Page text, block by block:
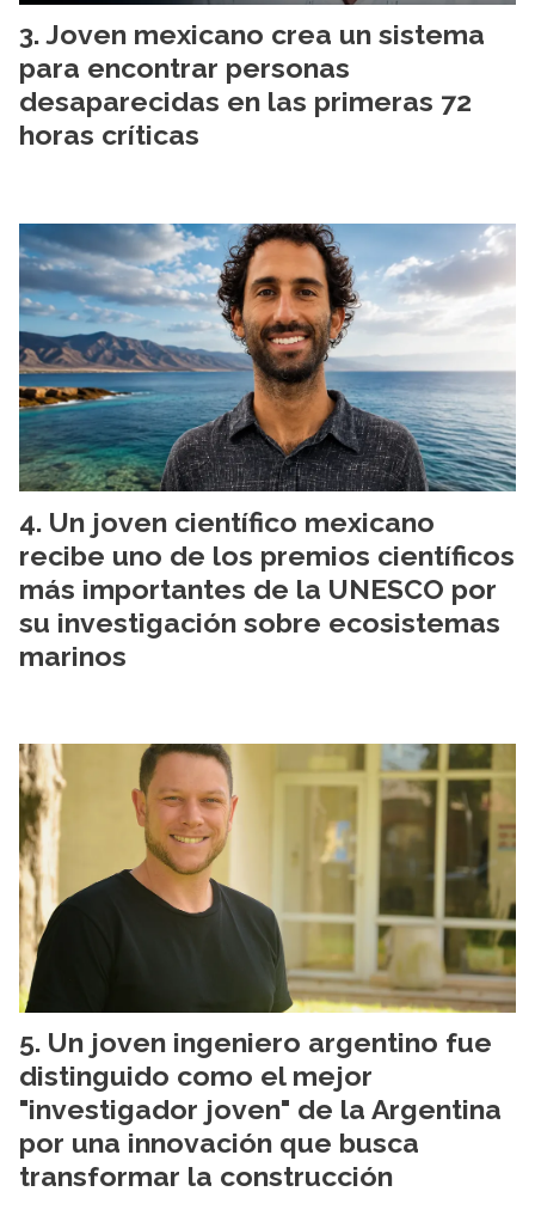
Joven mexicano crea un sistema
para encontrar personas
desaparecidas en las primeras 72
horas críticas
Un joven científico mexicano
recibe uno de los premios científicos
más importantes de la UNESCO por
su investigación sobre ecosistemas
marinos
Un joven ingeniero argentino fue
distinguido como el mejor
"investigador joven" de la Argentina
por una innovación que busca
transformar la construcción